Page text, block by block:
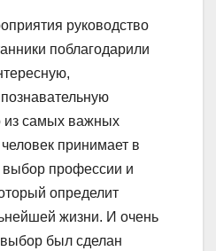
руководство
поблагодарили
из самых важных
принимает в
выбор профессии и
определит
жизни. И очень
был сделан